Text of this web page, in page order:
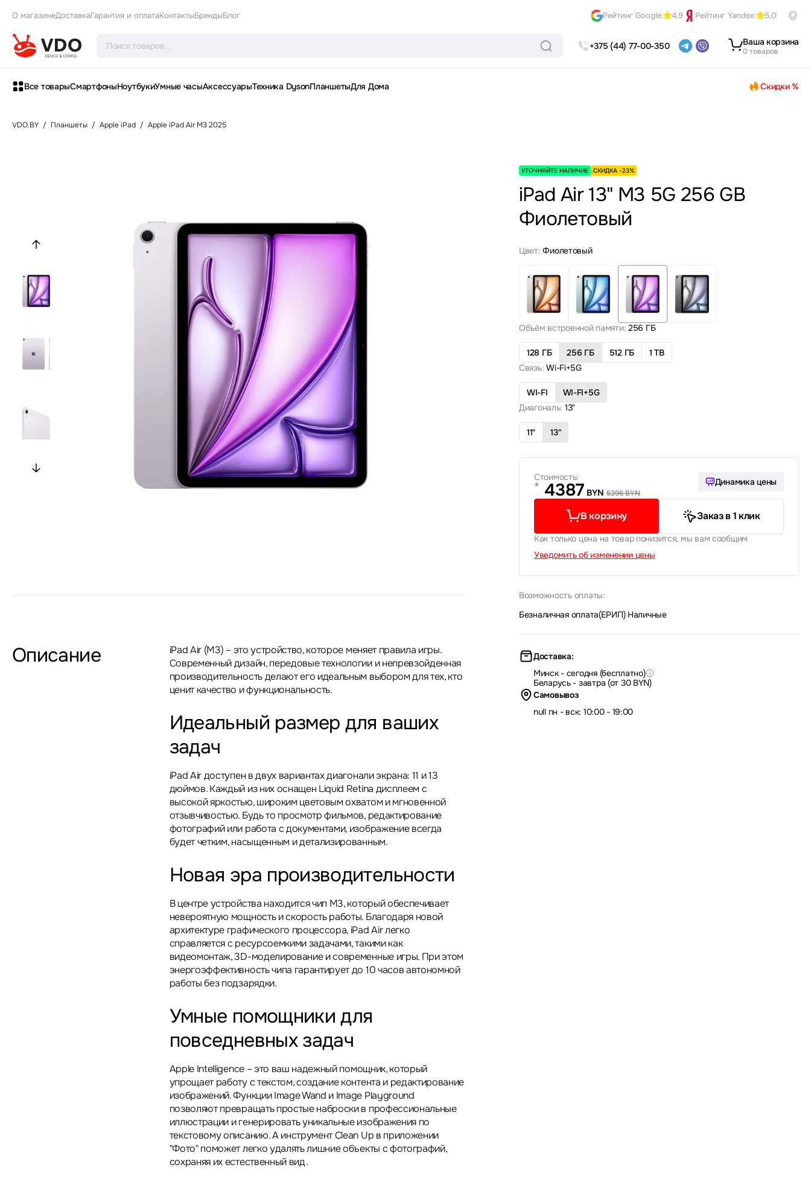
О магазинеДоставкаГарантия и оплатаКонтактыБрендыБлог Рейтинг Google: 4,9 Рейтинг Yandex: 5,0
+375 (44) 77-00-350 Ваша корзина
0 товаров
Все товарыСмартфоныНоутбукиУмные часыАксессуарыТехника DysonПланшетыДля Дома Скидки %
VDO.BY / Планшеты / Apple iPad / Apple iPad Air M3 2025
Описание
iPad Air (M3) – это устройство, которое меняет правила игры.
Современный дизайн, передовые технологии и непревзойденная
производительность делают его идеальным выбором для тех, кто
ценит качество и функциональность.
Идеальный размер для ваших
задач
iPad Air доступен в двух вариантах диагонали экрана: 11 и 13
дюймов. Каждый из них оснащен Liquid Retina дисплеем с
высокой яркостью, широким цветовым охватом и мгновенной
отзывчивостью. Будь то просмотр фильмов, редактирование
фотографий или работа с документами, изображение всегда
будет четким, насыщенным и детализированным.
Новая эра производительности
В центре устройства находится чип M3, который обеспечивает
невероятную мощность и скорость работы. Благодаря новой
архитектуре графического процессора, iPad Air легко
справляется с ресурсоемкими задачами, такими как
видеомонтаж, 3D-моделирование и современные игры. При этом
энергоэффективность чипа гарантирует до 10 часов автономной
работы без подзарядки.
Умные помощники для
повседневных задач
Apple Intelligence – это ваш надежный помощник, который
упрощает работу с текстом, создание контента и редактирование
изображений. Функции Image Wand и Image Playground
позволяют превращать простые наброски в профессиональные
иллюстрации и генерировать уникальные изображения по
текстовому описанию. А инструмент Clean Up в приложении
"Фото" поможет легко удалять лишние объекты с фотографий,
сохраняя их естественный вид.
УТОЧНЯЙТЕ НАЛИЧИЕ СКИДКА -23%
iPad Air 13" M3 5G 256 GB
Фиолетовый
Цвет: Фиолетовый
Объём встроенной памяти: 256 ГБ
128 ГБ 256 ГБ 512 ГБ
1 TB
Связь: Wi-Fi+5G
WI-FI
WI-FI+5G
Диагональ: 13"
11" 13"
Стоимость:
* 4387 BYN 5396 BYN
Динамика цены
В корзину Заказ в 1 клик
Как только цена на товар понизится, мы вам сообщим
Уведомить об изменении цены
Возможность оплаты:
Безналичная оплата(ЕРИП)| Наличные
Доставка:
Минск - сегодня (бесплатно)
Беларусь - завтра (от 30 BYN)
Самовывоз
null пн - вск: 10:00 - 19:00